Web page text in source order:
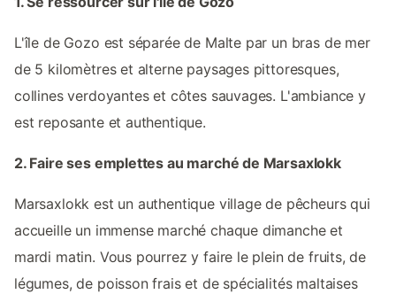
L'île de Gozo est séparée de Malte par un bras de mer
de 5 kilomètres et alterne paysages pittoresques,
collines verdoyantes et côtes sauvages. L'ambiance y
est reposante et authentique.
2. Faire ses emplettes au marché de Marsaxlokk
Marsaxlokk est un authentique village de pêcheurs qui
accueille un immense marché chaque dimanche et
mardi matin. Vous pourrez y faire le plein de fruits, de
légumes, de poisson frais et de spécialités maltaises